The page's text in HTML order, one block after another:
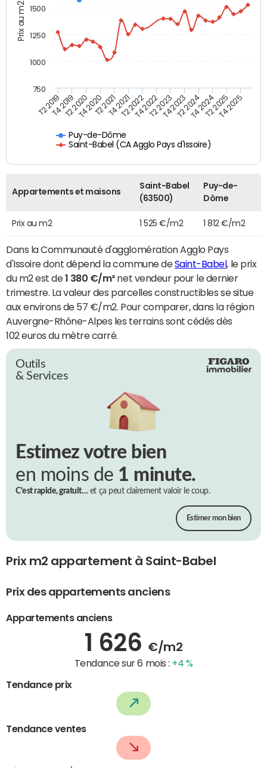
Prix au m2
Puy-de-Dôme
Saint-Babel (CA Agglo Pays d'Issoire)
T2 2019T4 2019T2 2020T4 2020T2 2021T4 2021T2 2022T4 2022T2 2023T4 2023T2 2024T4 2024T2 2025T4 2025
750
1000
1250
1500
Appartements et maisons
Saint-Babel
(63500)
Puy-de-
Dôme
Prix au m2 1 525 €/m2 1 812 €/m2
Dans la Communauté d'agglomération Agglo Pays
d'Issoire dont dépend la commune deSaint-Babel , le prix
du m2 est de1 380 €/m²net vendeur pour le dernier
trimestre. La valeur des parcelles constructibles se situe
aux environs de 57 €/m2. Pour comparer, dans la région
Auvergne-Rhône-Alpes les terrains sont cédés dès
102 euros du mètre carré.
Outils
& Services
Estimez votre bien
en moins de 1 minute.
C’est rapide, gratuit…et ça peut clairement valoir le coup.
Estimer mon bien
Prix m2 appartement à Saint-Babel
Prix des appartements anciens
Appartements anciens
1 626 €/m2
Tendance sur 6 mois : +4 %
Tendance prix
Tendance ventes